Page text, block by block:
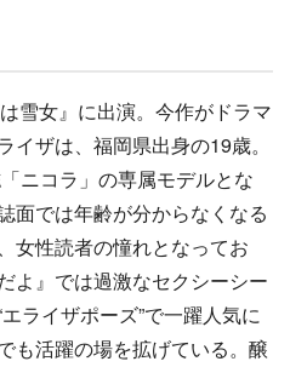
雪女』に出演。今作がドラマ
ザは、福岡県出身の19歳。
ニコラ」の専属モデルとな
面では年齢が分からなくなる
女性読者の憧れとなってお
よ』では過激なセクシーシー
ライザポーズ”で一躍人気に
も活躍の場を拡げている。醸